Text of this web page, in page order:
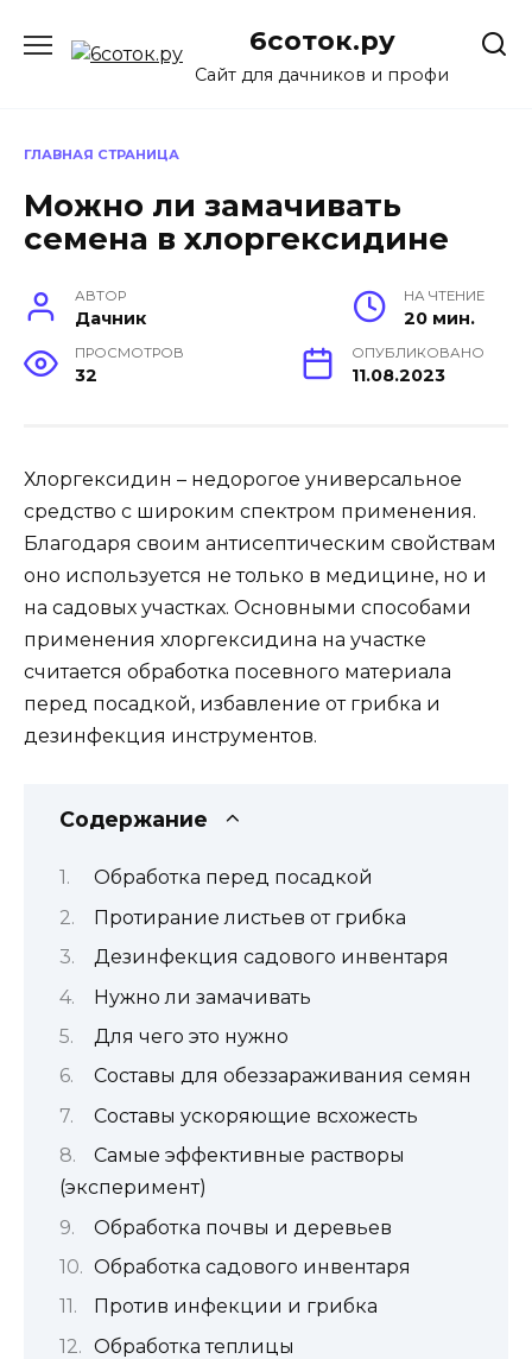
содержанию
6соток.ру
Сайт для дачников и профи
ГЛАВНАЯ СТРАНИЦА
Можно ли замачивать
семена в хлоргексидине
АВТОР
Дачник
НА ЧТЕНИЕ
20 мин.
ПРОСМОТРОВ
32
ОПУБЛИКОВАНО
11.08.2023
Хлоргексидин – недорогое универсальное
средство с широким спектром применения.
Благодаря своим антисептическим свойствам
оно используется не только в медицине, но и
на садовых участках. Основными способами
применения хлоргексидина на участке
считается обработка посевного материала
перед посадкой, избавление от грибка и
дезинфекция инструментов.
Содержание
Обработка перед посадкой
Протирание листьев от грибка
Дезинфекция садового инвентаря
Нужно ли замачивать
Для чего это нужно
Составы для обеззараживания семян
Составы ускоряющие всхожесть
Самые эффективные растворы
(эксперимент)
Обработка почвы и деревьев
Обработка садового инвентаря
Против инфекции и грибка
Обработка теплицы